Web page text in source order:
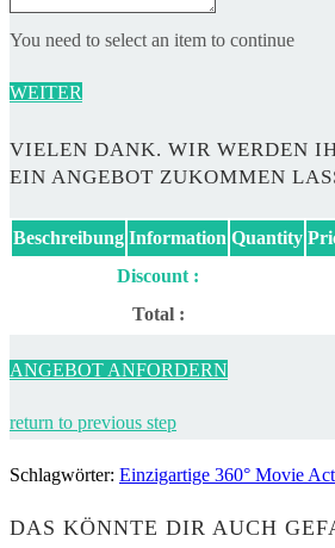
You need to select an item to continue
WEITER
VIELEN DANK. WIR WERDEN
EIN ANGEBOT ZUKOMMEN
Beschreibung Information Quantity
Discount :
Total :
ANGEBOT ANFORDERN
return to previous step
Schlagwörter: Einzigartige 360° Movie
DAS KÖNNTE DIR AUCH